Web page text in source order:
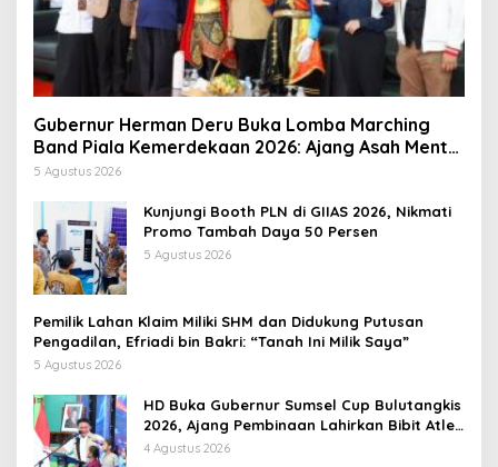
Gubernur Herman Deru Buka Lomba Marching
Band Piala Kemerdekaan 2026: Ajang Asah Mental
dan Kedisiplinan Generasi Muda
5 Agustus 2026
Kunjungi Booth PLN di GIIAS 2026, Nikmati
Promo Tambah Daya 50 Persen
5 Agustus 2026
Pemilik Lahan Klaim Miliki SHM dan Didukung Putusan
Pengadilan, Efriadi bin Bakri: “Tanah Ini Milik Saya”
5 Agustus 2026
HD Buka Gubernur Sumsel Cup Bulutangkis
2026, Ajang Pembinaan Lahirkan Bibit Atlet
Baru
4 Agustus 2026